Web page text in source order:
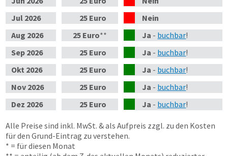
Jul 2026 25 Euro
Nein
Aug 2026 25 Euro** Ja - buchbar!
Sep 2026 25 Euro Ja - buchbar!
Okt 2026 25 Euro Ja - buchbar!
Nov 2026 25 Euro Ja - buchbar!
Dez 2026 25 Euro Ja - buchbar!
Alle Preise sind inkl. MwSt. & als Aufpreis zzgl. zu den Kosten
für den Grund-Eintrag zu verstehen.
* = für diesen Monat